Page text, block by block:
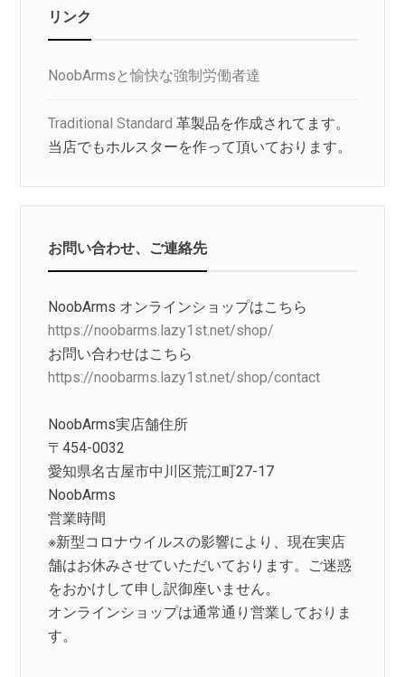
リンク
NoobArmsと愉快な強制労働者達
Traditional Standard 革製品を作成されてます。
当店でもホルスターを作って頂いております。
お問い合わせ、ご連絡先
NoobArms オンラインショップはこちら
https://noobarms.lazy1st.net/shop/
お問い合わせはこちら
https://noobarms.lazy1st.net/shop/contact
NoobArms実店舗住所
〒454-0032
愛知県名古屋市中川区荒江町27-17
NoobArms
営業時間
※新型コロナウイルスの影響により、現在実店
舗はお休みさせていただいております。ご迷惑
をおかけして申し訳御座いません。
オンラインショップは通常通り営業しておりま
す。